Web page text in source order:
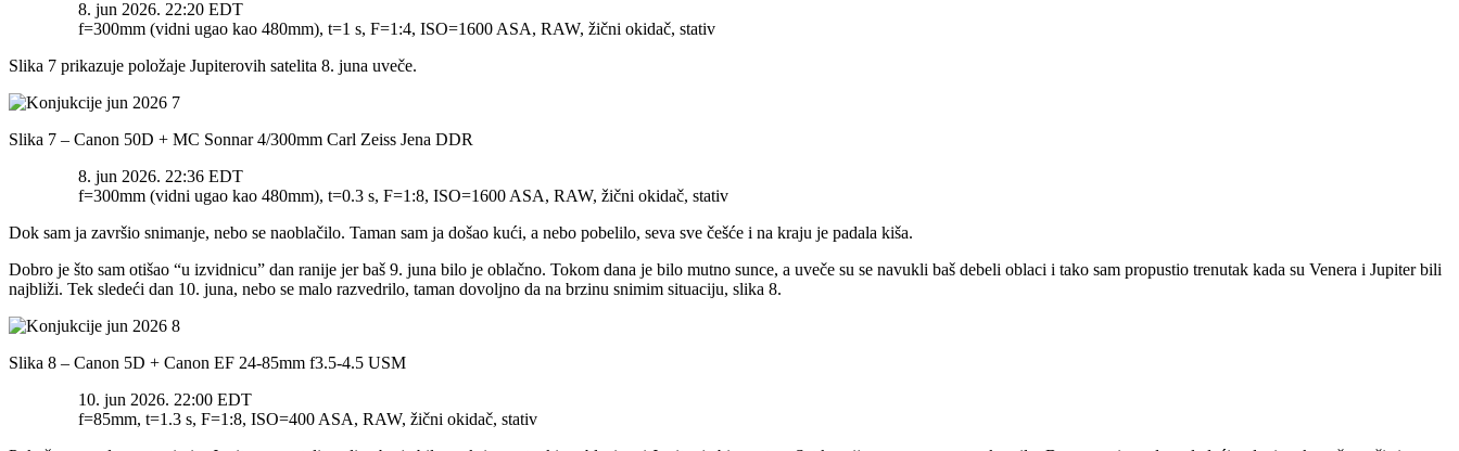
8. jun 2026. 22:20 EDT
f=300mm (vidni ugao kao 480mm), t=1 s, F=1:4, ISO=1600 ASA, RAW, žični okidač, stativ
Slika 7 prikazuje položaje Jupiterovih satelita 8. juna uveče.
Slika 7 – Canon 50D + MC Sonnar 4/300mm Carl Zeiss Jena DDR
8. jun 2026. 22:36 EDT
f=300mm (vidni ugao kao 480mm), t=0.3 s, F=1:8, ISO=1600 ASA, RAW, žični okidač, stativ
Dok sam ja završio snimanje, nebo se naoblačilo. Taman sam ja došao kući, a nebo pobelilo, seva sve češće i na kraju je padala kiša.
Dobro je što sam otišao “u izvidnicu” dan ranije jer baš 9. juna bilo je oblačno. Tokom dana je bilo mutno sunce, a uveče su se navukli baš debeli oblaci i tako sam propustio trenutak kada su Venera i Jupiter bili
najbliži. Tek sledeći dan 10. juna, nebo se malo razvedrilo, taman dovoljno da na brzinu snimim situaciju, slika 8.
Slika 8 – Canon 5D + Canon EF 24-85mm f3.5-4.5 USM
10. jun 2026. 22:00 EDT
f=85mm, t=1.3 s, F=1:8, ISO=400 ASA, RAW, žični okidač, stativ